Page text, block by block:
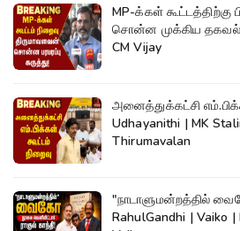
MP-க்கள் கூட்டத்திற்கு
சொன்ன முக்கிய தகவல்!|
CM Vijay
அனைத்துக்கட்சி
Udhayanithi | MK
Thirumavalan
"நாடாளுமன்றத்தில்
RahulGandhi | Vaiko